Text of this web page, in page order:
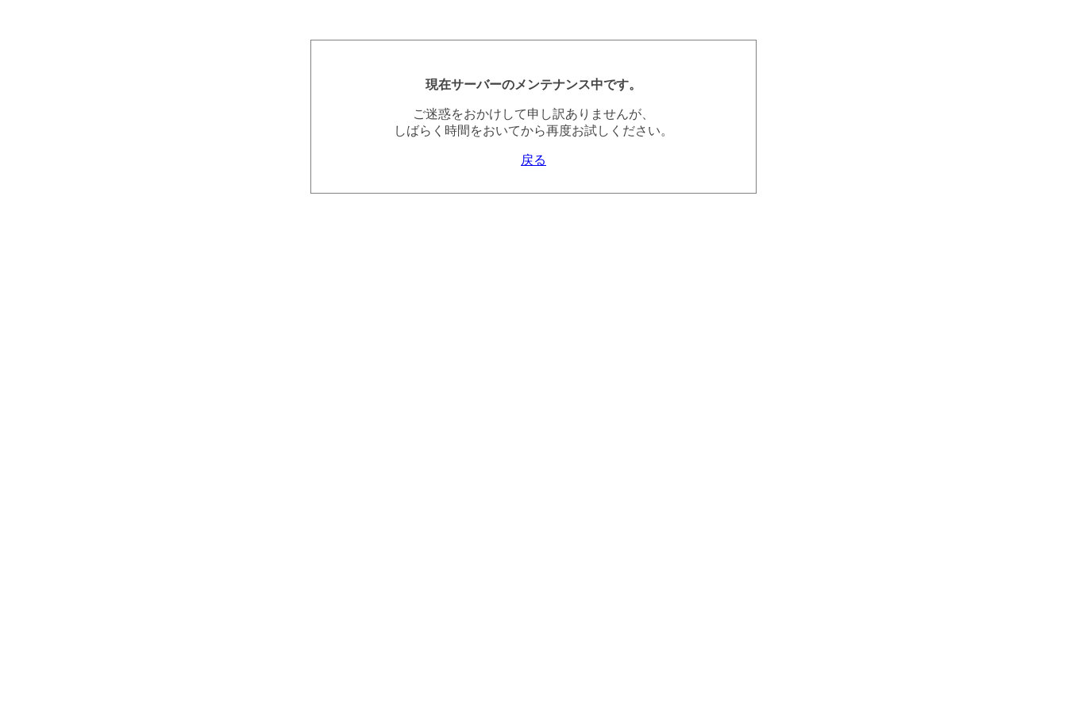
現在サーバーのメンテナンス中です。
ご迷惑をおかけして申し訳ありませんが、
しばらく時間をおいてから再度お試しください。
戻る